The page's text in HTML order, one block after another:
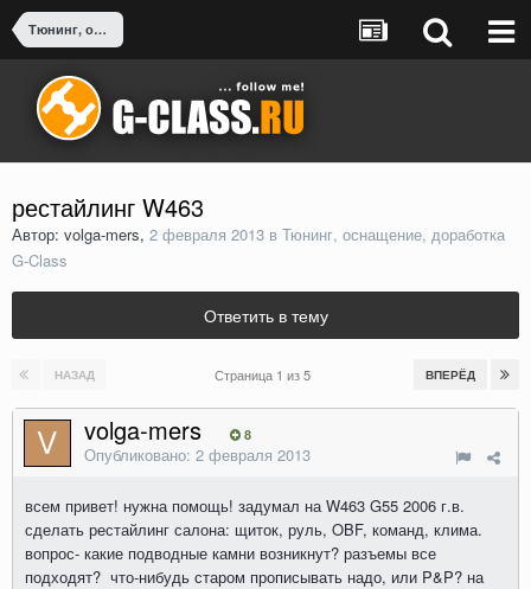
Тюнинг, оснащение, доработка G-Class
рестайлинг W463
Автор: volga-mers, 2 февраля 2013 в Тюнинг, оснащение, доработка
G-Class
Ответить в тему
НАЗАД ВПЕРЁД
Страница 1 из 5
volga-mers 8
Опубликовано: 2 февраля 2013
всем привет! нужна помощь! задумал на W463 G55 2006 г.в.
сделать рестайлинг салона: щиток, руль, OBF, команд, клима.
вопрос- какие подводные камни возникнут? разъемы все
подходят? что-нибудь старом прописывать надо, или P&P? на